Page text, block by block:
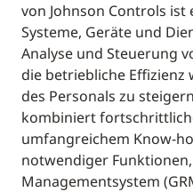
von Johnson Controls ist
Systeme, Geräte und
Analyse und Steuerung
die betriebliche
des Personals zu
kombiniert
umfangreichem Know-
notwendiger
Managementsystem